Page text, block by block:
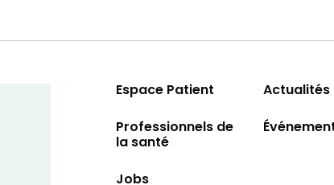
Espace Patient
Professionnels de
la santé
Jobs
Actualités